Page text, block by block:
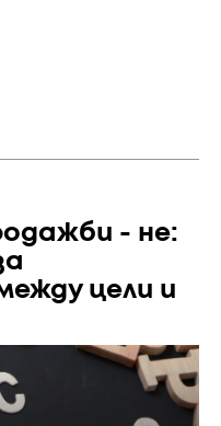
- не:
цели и